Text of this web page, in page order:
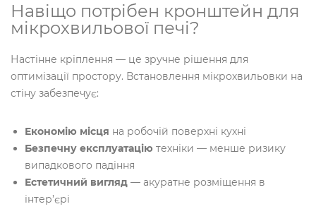
Навіщо потрібен кронштейн для
мікрохвильової печі?
Настінне кріплення — це зручне рішення для
оптимізації простору. Встановлення мікрохвильовки на
стіну забезпечує:
Економію місця на робочій поверхні кухні
Безпечну експлуатацію техніки — менше ризику
випадкового падіння
Естетичний вигляд — акуратне розміщення в
інтер’єрі